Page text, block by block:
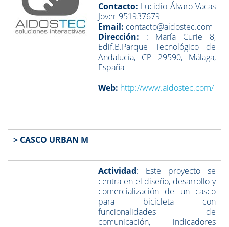
Contacto: Lucidio Álvaro Vacas
Jover-951937679
Email: contacto@aidostec.com
Dirección: : María Curie 8,
Edif.B.Parque Tecnológico de
Andalucía, CP 29590, Málaga,
España
Web: http://www.aidostec.com/
> CASCO URBAN M
Actividad: Este proyecto se
centra en el diseño, desarrollo y
comercialización de un casco
para bicicleta con
funcionalidades de
comunicación, indicadores